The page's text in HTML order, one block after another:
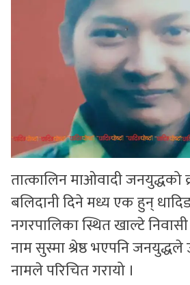
तात्कालिन माओवादी जनयुद्धको
बलिदानी दिने मध्य एक हुन्
नगरपालिका स्थित खाल्टे
नाम सुस्मा श्रेष्ठ भएपनि
नामले परिचित गरायो ।